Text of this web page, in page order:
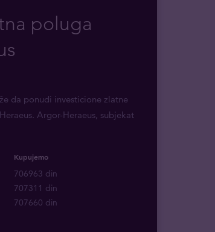
poluga
da ponudi investicione zlatne
Argor-Heraeus, subjekat
Kupujemo
706963 din
707311 din
707660 din